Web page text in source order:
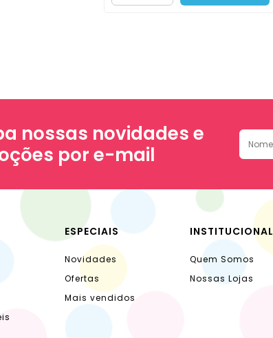
nossas novidades e
por e-mail
ESPECIAIS
Novidades
Ofertas
Mais vendidos
INSTITUCIONAL
Quem Somos
Nossas Lojas